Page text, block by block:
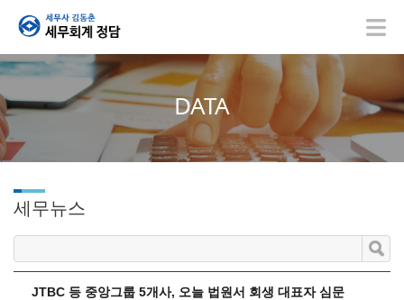
DATA
세무뉴스
JTBC 등 중앙그룹 5개사, 오늘 법원서 회생 대표자 심문